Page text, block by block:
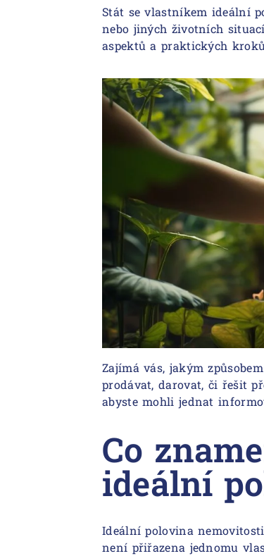
Stát se vlastníkem ideální
nebo jiných životních
aspektů a praktických
Zajímá vás, jakým
prodávat, darovat, či řešit
abyste mohli jednat
Co
ideální
Ideální polovina
není přiřazena jednomu